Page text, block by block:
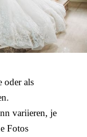
oder als
variieren, je
Fotos